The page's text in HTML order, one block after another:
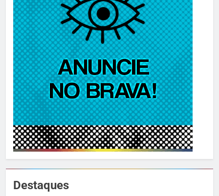
Destaques